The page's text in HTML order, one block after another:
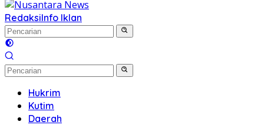
RedaksiInfo Iklan
Hukrim
Kutim
Daerah